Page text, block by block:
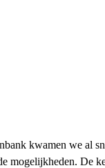
kwamen we al
mogelijkheden. De